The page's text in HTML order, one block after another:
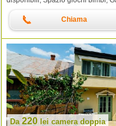
Chiama
Da 220 lei camera doppia